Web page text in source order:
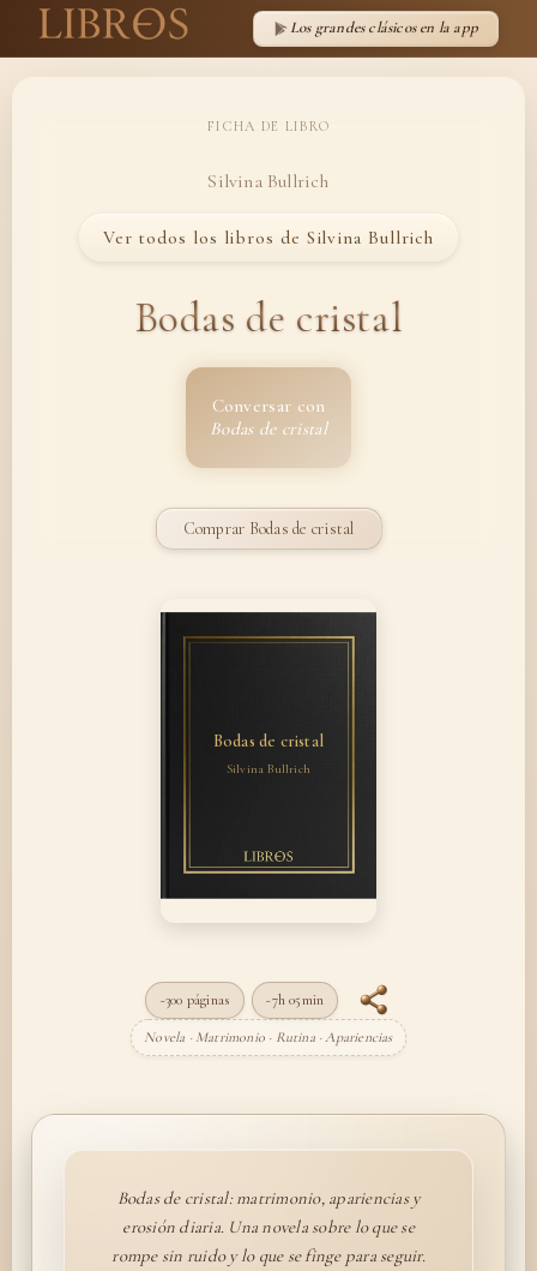
Los grandes clásicos en la app
FICHA DE LIBRO
Silvina Bullrich
Ver todos los libros de Silvina Bullrich
Bodas de cristal
Conversar con
Bodas de cristal
Comprar Bodas de cristal
Bodas de cristal
Silvina Bullrich
~300 páginas ~7h 05min
Novela · Matrimonio · Rutina · Apariencias
Bodas de cristal: matrimonio, apariencias y
erosión diaria. Una novela sobre lo que se
rompe sin ruido y lo que se finge para seguir.